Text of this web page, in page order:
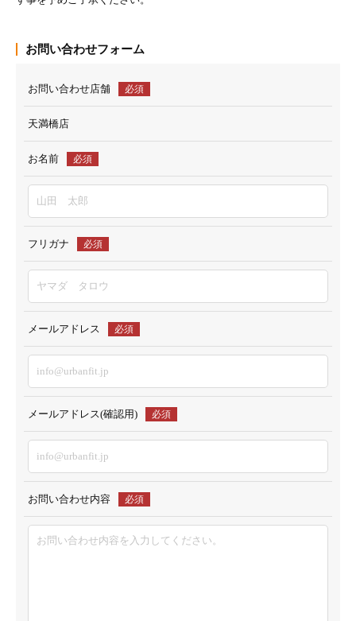
お問い合わせフォーム
お問い合わせ店舗 必須
天満橋店
お名前 必須
フリガナ 必須
メールアドレス 必須
メールアドレス(確認用) 必須
お問い合わせ内容 必須